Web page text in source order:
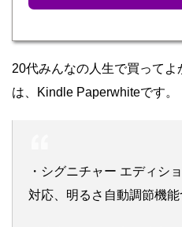
20代みんなの人生で買って
は、Kindle Paperwhiteです。
・シグニチャー エディシ
対応、明るさ自動調節機